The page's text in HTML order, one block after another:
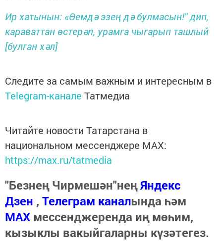
Ир хатынын: «Өемдә эзең дә булмасын!" дип,
караваттан өстерәп, урамга чыгарып ташлый
[булган хәл]
Следите за самым важным и интересным в
Telegram-канале Татмедиа
Читайте новости Татарстана в
национальном мессенджере MАХ:
https://max.ru/tatmedia
"Безнең Чирмешән"неңЯндекс
Дзен , Телеграм каналында һәм
МАХ мессенджеренда иң мөһим,
кызыклы вакыйгаларны күзәтегез.